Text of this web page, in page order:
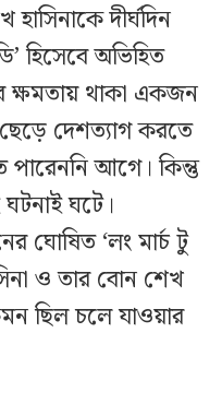
দীর্ঘদিন
হিসেবে অভিহিত
ক্ষমতায় থাকা একজন
ছেড়ে দেশত্যাগ করতে
আগে। কিন্তু
ঘটে।
ঘোষিত ‘লং মার্চ টু
ও তার বোন শেখ
ছিল চলে যাওয়ার